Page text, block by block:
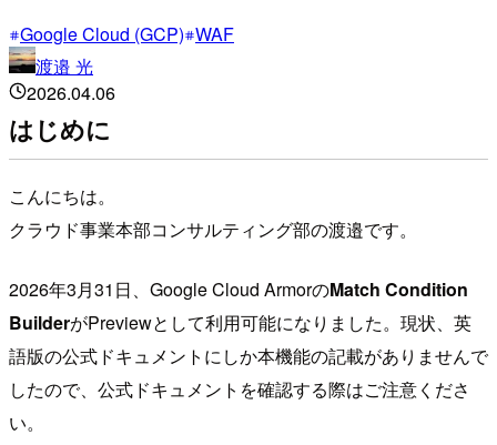
Google Cloud (GCP) WAF
渡邉 光
2026.04.06
はじめに
こんにちは。
クラウド事業本部コンサルティング部の渡邉です。
2026年3月31日、Google Cloud ArmorのMatch Condition
BuilderがPreviewとして利用可能になりました。現状、英
語版の公式ドキュメントにしか本機能の記載がありませんで
したので、公式ドキュメントを確認する際はご注意くださ
い。